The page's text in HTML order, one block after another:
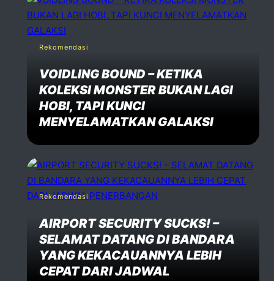
Rekomendasi
VOIDLING BOUND – KETIKA
KOLEKSI MONSTER BUKAN LAGI
HOBI, TAPI KUNCI
MENYELAMATKAN GALAKSI
Rekomendasi
AIRPORT SECURITY SUCKS! –
SELAMAT DATANG DI BANDARA
YANG KEKACAUANNYA LEBIH
CEPAT DARI JADWAL